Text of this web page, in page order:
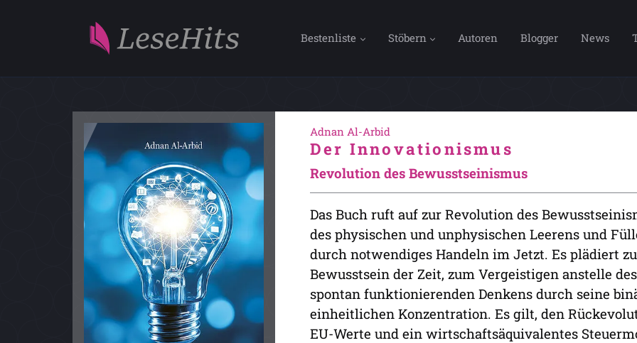
Bestenliste Stöbern Autoren Blogger News
Adnan Al-Arbid
Der Innovationismus
Revolution des Bewusstseinismus
Das Buch ruft auf zur Revolution des
des physischen und unphysischen Leerens und
durch notwendiges Handeln im Jetzt. Es plädiert
Bewusstsein der Zeit, zum Vergeistigen anstelle
spontan funktionierenden Denkens durch seine
einheitlichen Konzentration. Es gilt, den
EU-Werte und ein wirtschaftsäquivalentes